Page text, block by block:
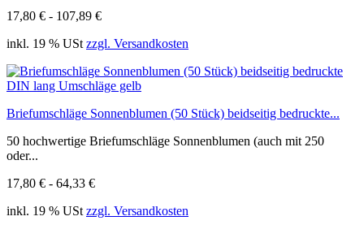
17,80 € - 107,89 €
inkl. 19 % USt zzgl. Versandkosten
Briefumschläge Sonnenblumen (50 Stück) beidseitig bedruckte...
50 hochwertige Briefumschläge Sonnenblumen (auch mit 250
oder...
17,80 € - 64,33 €
inkl. 19 % USt zzgl. Versandkosten